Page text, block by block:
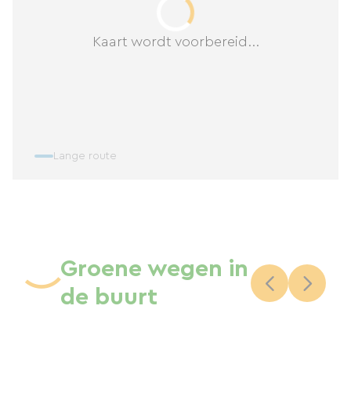
Kaart wordt voorbereid...
Lange route
Groene wegen in
de buurt